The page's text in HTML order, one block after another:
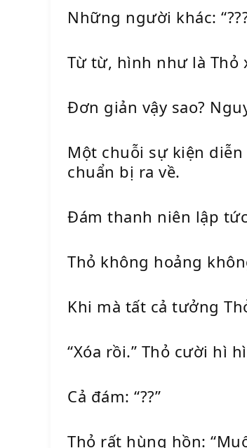
Những người khác:
Từ từ, hình như là Thỏ
Đơn giản vậy sao?
Một chuỗi sự kiện
chuẩn bị ra về.
Đám thanh niên lập
Thỏ không hoảng
Khi mà tất cả tưởng
“Xóa rồi.” Thỏ cười hì
Cả đám: “??”
Thỏ rất hùng hồn: